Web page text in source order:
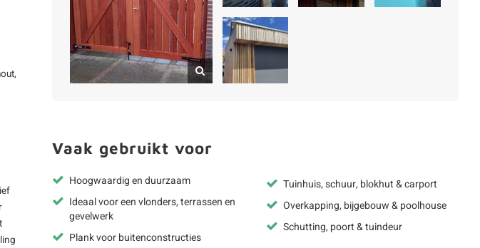
Vaak gebruikt voor
Hoogwaardig en duurzaam
Ideaal voor een vlonders, terrassen en
gevelwerk
Plank voor buitenconstructies
Tuinhuis, schuur, blokhut & carport
Overkapping, bijgebouw & poolhouse
Schutting, poort & tuindeur